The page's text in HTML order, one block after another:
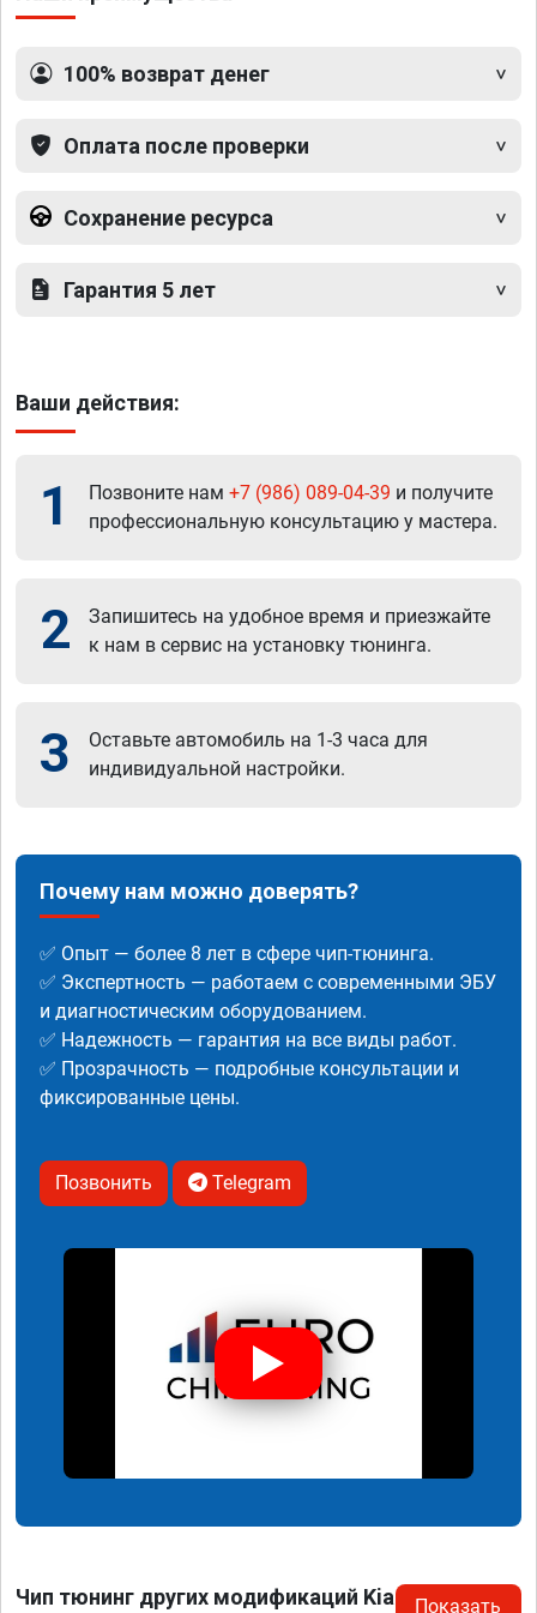
100% возврат денег
Оплата после проверки
Сохранение ресурса
Гарантия 5 лет
Ваши действия:
1 Позвоните нам +7 (986) 089-04-39 и получите
профессиональную консультацию у мастера.
2
Запишитесь на удобное время и приезжайте
к нам в сервис на установку тюнинга.
3
Оставьте автомобиль на 1-3 часа для
индивидуальной настройки.
Почему нам можно доверять?
✅ Опыт — более 8 лет в сфере чип-тюнинга.
✅ Экспертность — работаем с современными ЭБУ
и диагностическим оборудованием.
✅ Надежность — гарантия на все виды работ.
✅ Прозрачность — подробные консультации и
фиксированные цены.
Позвонить Telegram
Чип тюнинг других модификаций Kia
Показать